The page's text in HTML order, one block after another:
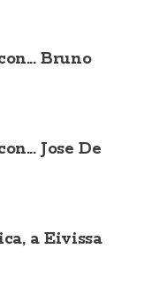
Bruno
Jose De
a Eivissa